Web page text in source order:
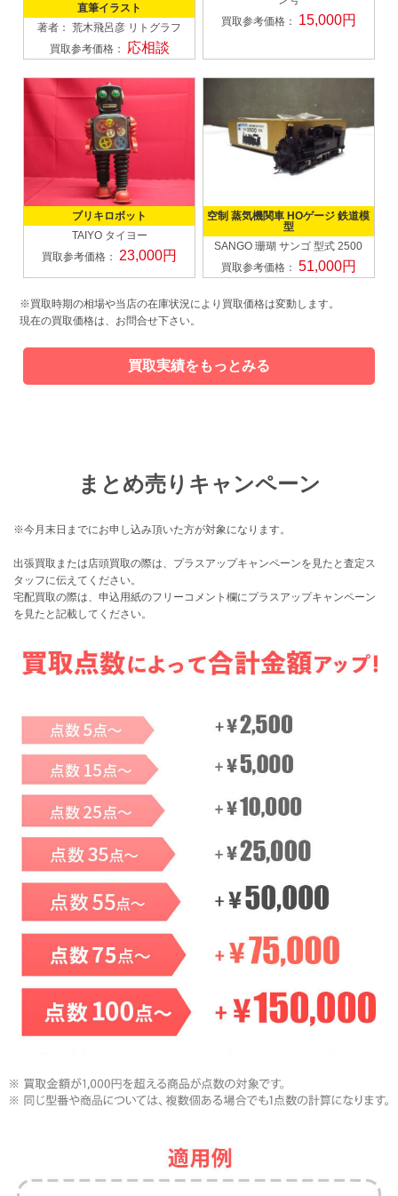
直筆イラスト
著者： 荒木飛呂彦 リトグラフ
買取参考価格：
応相談
買取参考価格： 15,000円
ブリキロボット
TAIYO タイヨー
買取参考価格：23,000円
空制 蒸気機関車 HOゲージ 鉄道模
型
SANGO 珊瑚 サンゴ 型式 2500
買取参考価格： 51,000円
※買取時期の相場や当店の在庫状況により買取価格は変動します。
現在の買取価格は、お問合せ下さい。
買取実績をもっとみる
まとめ売りキャンペーン
※今月末日までにお申し込み頂いた方が対象になります。
出張買取または店頭買取の際は、プラスアップキャンペーンを見たと査定ス
タッフに伝えてください。
宅配買取の際は、申込用紙のフリーコメント欄にプラスアップキャンペーン
を見たと記載してください。